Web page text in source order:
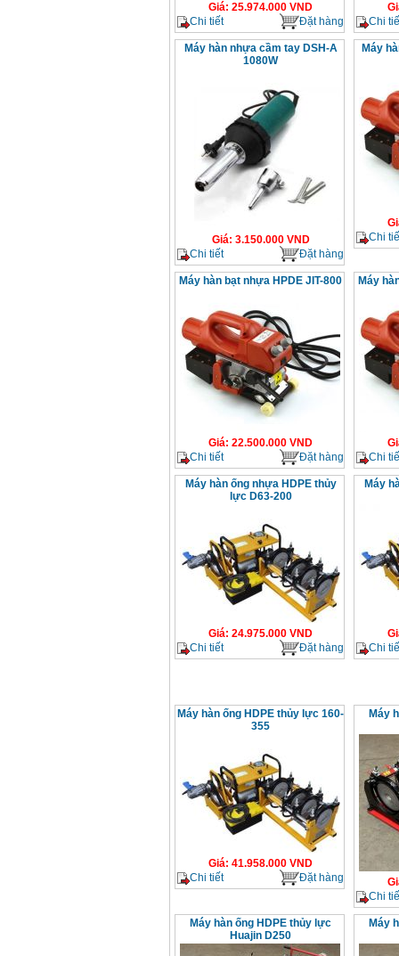
Giá: 25.974.000 VND
Chi tiết
Đặt hàng
Chi
Máy hàn nhựa cầm tay DSH-A
1080W
Giá: 3.150.000VND
Chi tiết
Đặt hàng
Máy
Chi
Máy hàn bạt nhựa HPDE JIT-800
Giá: 22.500.000 VND
Chi tiết
Đặt hàng
Máy
Chi
Máy hàn ống nhựa HDPE thủy
lực D63-200
Giá: 24.975.000 VND
Chi tiết
Đặt hàng
Máy
Chi
Máy hàn ống HDPE thủy lực 160-
355
Giá: 41.958.000 VND
Chi tiết
Đặt hàng
Máy
Chi
Máy hàn ống HDPE thủy lực
Huajin D250
Máy